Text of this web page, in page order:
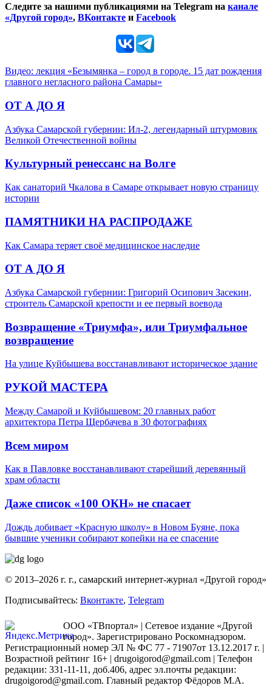
Следите за нашими публикациями на Telegram на канале
«Другой город», ВКонтакте и Facebook
Видео: лекция «Безымянка – город в городе. 15 дат рождения
главного негласного района Самары»
ОТ А ДО Я
Азбука Самарской губернии: Ил-2, легендарный штурмовик
Великой Отечественной войны
Культурный ренессанс на Волге
Как санаторий Чкалова в Самаре открывает новую страницу
истории
ПАМЯТНИКИ НА РАСПРОДАЖЕ
Как Самара теряет своё медицинское наследие
ОТ А ДО Я
Азбука Самарской губернии: Григорий Осипович Засекин,
строитель Самарской крепости и ее первый воевода
Возвращение «Триумфа», или Триумфальное
возвращение
На улице Куйбышева восстанавливают историческое здание
РУКОЙ МАСТЕРА
Между Самарой и Куйбышевом: 20 главных работ
архитектора Петра Щербачева в 30 фотографиях
Всем миром
Как в Павловке восстанавливают старейший деревянный
храм области
Даже список «100 ОКН» не спасает
Дождь добивает «Красную школу» в Новом Буяне, пока
бывшие ученики собирают копейки на ее спасение
© 2013–2026 г. г., самарский интернет-журнал «Другой город»
Подписывайтесь: Вконтакте, Telegram
ООО «ТВпортал» | Сетевое издание «Другой
город». Зарегистрировано Роскомнадзором.
Регистрационный номер ЭЛ № ФС 77 - 71907от 13.12.2017 г. |
Возрастной рейтинг 16+ | drugoigorod@gmail.com | Телефон
редакции: 331-11-11, доб.406, адрес эл.почты редакции:
drugoigorod@gmail.com. Главный редактор Фёдоров М.А.